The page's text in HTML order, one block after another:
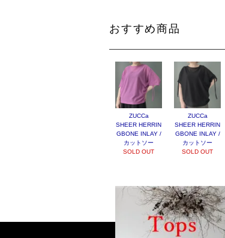
おすすめ商品
ZUCCa
SHEER HERRIN
GBONE INLAY /
カットソー
SOLD OUT
ZUCCa
SHEER HERRIN
GBONE INLAY /
カットソー
SOLD OUT